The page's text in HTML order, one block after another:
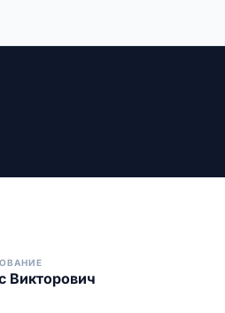
Викторович